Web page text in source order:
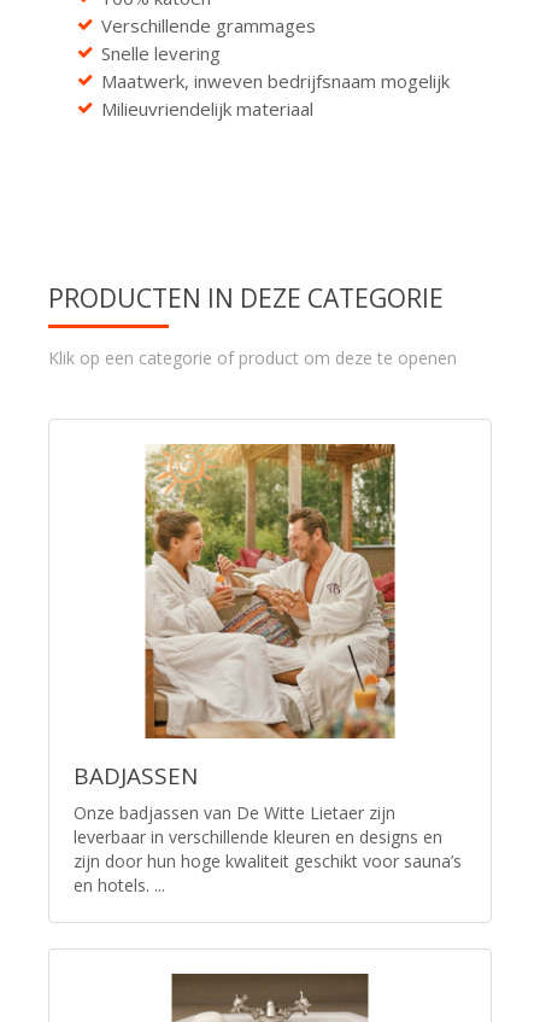
Verschillende grammages
Snelle levering
Maatwerk, inweven bedrijfsnaam mogelijk
Milieuvriendelijk materiaal
PRODUCTEN IN DEZE CATEGORIE
Klik op een categorie of product om deze te openen
BADJASSEN
Onze badjassen van De Witte Lietaer zijn
leverbaar in verschillende kleuren en designs en
zijn door hun hoge kwaliteit geschikt voor sauna’s
en hotels. ...